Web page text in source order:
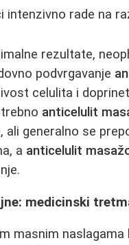
intenzivno rade na
rezultate,
podvrgavanje
celulita i
anticelulit
generalno se
a anticelulit
medicinski
masnim naslagama